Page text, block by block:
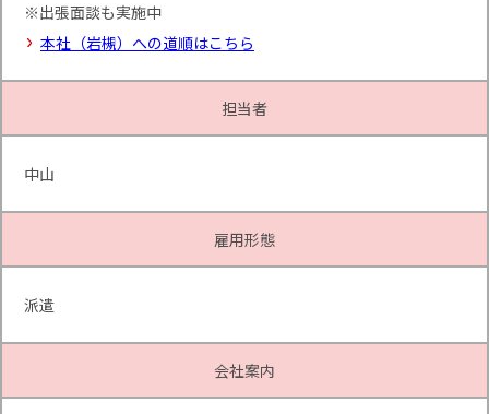
※出張面談も実施中
本社（岩槻）への道順はこちら
担当者
中山
雇用形態
派遣
会社案内